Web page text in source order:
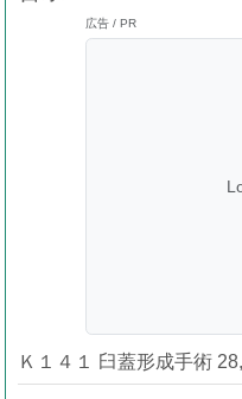
広告 / PR
Ｋ１４１ 臼蓋形成手術